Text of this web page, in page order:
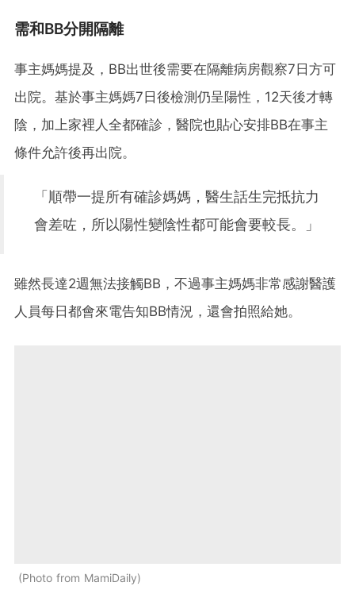
需和BB分開隔離
事主媽媽提及，BB出世後需要在隔離病房觀察7日方可
出院。基於事主媽媽7日後檢測仍呈陽性，12天後才轉
陰，加上家裡人全都確診，醫院也貼心安排BB在事主
條件允許後再出院。
「順帶一提所有確診媽媽，醫生話生完抵抗力
會差咗，所以陽性變陰性都可能會要較長。」
雖然長達2週無法接觸BB，不過事主媽媽非常感謝醫護
人員每日都會來電告知BB情況，還會拍照給她。
Photo from MamiDaily